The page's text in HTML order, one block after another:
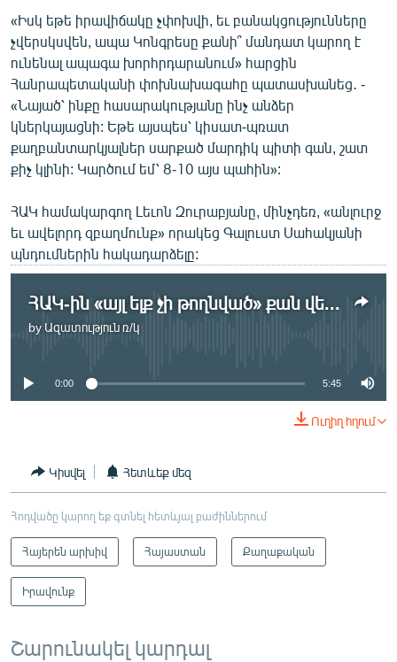
«Իսկ եթե իրավիճակը չփոխվի, եւ բանակցությունները
չվերսկսվեն, ապա Կոնգրեսը քանի՞ մանդատ կարող է
ունենալ ապագա խորհրդարանում» հարցին
Հանրապետականի փոխնախագահը պատասխանեց․ -
«Նայած՝ ինքը հասարակությանը ինչ անձեր
կներկայացնի: Եթե այսպես՝ կիսատ-պռատ
քաղբանտարկյալներ սարքած մարդիկ պիտի գան, շատ
քիչ կլինի: Կարծում եմ՝ 8-10 այս պահին»:
ՀԱԿ համակարգող Լեւոն Զուրաբյանը, մինչդեռ, «անլուրջ
եւ ավելորդ զբաղմունք» որակեց Գալուստ Սահակյանի
պնդումներին հակադարձելը:
ՀԱԿ-ին «այլ ելք չի թողնված» քան վերսկսել զանգվածային բողոքի ակցիաները
by Ազատություն ռ/կ
No media source currently available
0:00 5:45
Ուղիղ հղում
Կիսվել Հետևեք մեզ
Հոդվածը կարող եք գտնել հետևյալ բաժիններում
Հայերեն արխիվ Հայաստան Քաղաքական
Իրավունք
Շարունակել կարդալ